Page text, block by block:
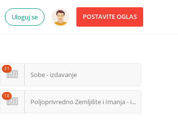
POSTAVITE OGLAS
Uloguj se
Sobe - izdavanje
31
Poljoprivredno Zemljište i Imanja - izdavanje
18